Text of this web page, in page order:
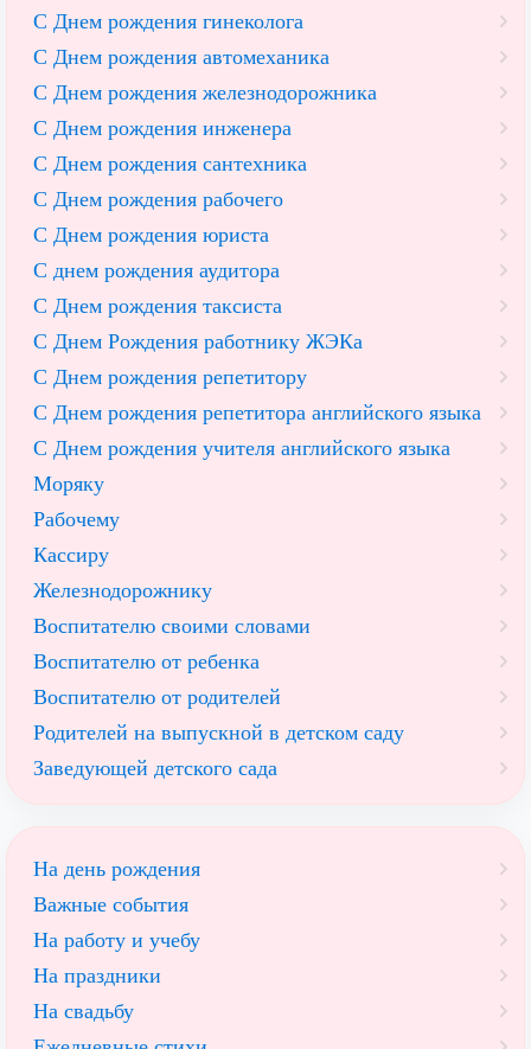
С Днем рождения гинеколога
С Днем рождения автомеханика
С Днем рождения железнодорожника
С Днем рождения инженера
С Днем рождения сантехника
С Днем рождения рабочего
С Днем рождения юриста
С днем рождения аудитора
С Днем рождения таксиста
С Днем Рождения работнику ЖЭКа
С Днем рождения репетитору
С Днем рождения репетитора английского языка
С Днем рождения учителя английского языка
Моряку
Рабочему
Кассиру
Железнодорожнику
Воспитателю своими словами
Воспитателю от ребенка
Воспитателю от родителей
Родителей на выпускной в детском саду
Заведующей детского сада
На день рождения
Важные события
На работу и учебу
На праздники
На свадьбу